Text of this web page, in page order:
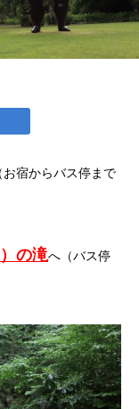
宿からバス停まで
の滝へ（バス停